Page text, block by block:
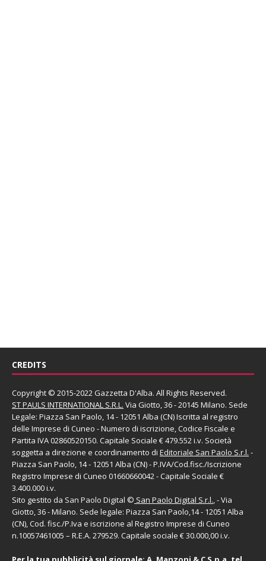
CREDITS
Copyright © 2015-2022 Gazzetta D'Alba. All Rights Reserved.
ST PAULS INTERNATIONAL S.R.L. Via Giotto, 36 - 20145 Milano. Sede
Legale: Piazza San Paolo, 14 - 12051 Alba (CN) Iscritta al registro
delle Imprese di Cuneo - Numero di iscrizione, Codice Fiscale e
Partita IVA 02860520150. Capitale Sociale € 479.552 i.v. Società
soggetta a direzione e coordinamento di Editoriale San Paolo S.r.l. -
Piazza San Paolo, 14 - 12051 Alba (CN) - P.IVA/Cod.fisc./Iscrizione
Registro Imprese di Cuneo 01660660042 - Capitale Sociale €
3.400.000 i.v.
Sito gestito da San Paolo Digital © San Paolo Digital S.r.l., - Via
Giotto, 36 - Milano. Sede legale: Piazza San Paolo,14 - 12051 Alba
(CN), Cod. fisc./P.Iva e iscrizione al Registro Imprese di Cuneo
n.10057461005 – R.E.A. 279529. Capitale sociale € 30.000,00 i.v.